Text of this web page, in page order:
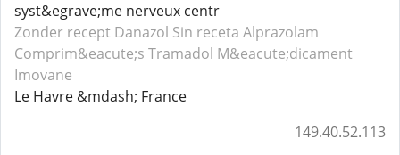
syst&egrave;me nerveux centr
Zonder recept Danazol Sin receta Alprazolam
Comprim&eacute;s Tramadol M&eacute;dicament
Imovane
Le Havre &mdash; France
149.40.52.113